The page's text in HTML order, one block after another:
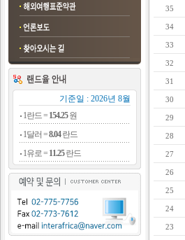
기준일 : 2026년 8월
1란드 = 154.25원
1달러 =8.04란드
1유로 = 11.25란드
35
34
33
32
31
30
29
28
27
26
25
24
23